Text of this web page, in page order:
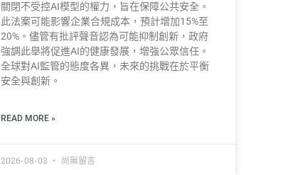
關閉不受控AI模型的權力，旨在保障公共安全。
此法案可能影響企業合規成本，預計增加15%至
20%。儘管有批評聲音認為可能抑制創新，政府
強調此舉將促進AI的健康發展，增強公眾信任。
全球對AI監管的態度各異，未來的挑戰在於平衡
安全與創新。
READ MORE »
2026-08-03 尚無留言